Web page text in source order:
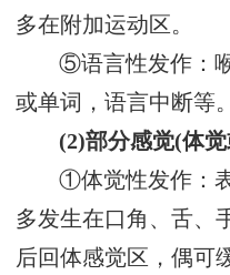
多在附加运动区。
⑤语言性发作：
或单词，语言中断等。
(2)部分感觉(体
①体觉性发作：
多发生在口角、舌、
后回体感觉区，偶可